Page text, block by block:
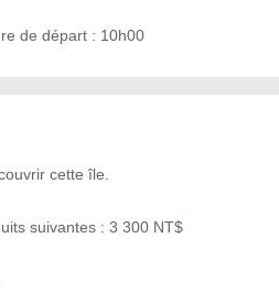
de départ : 10h00
cette île.
suivantes : 3 300 NT$